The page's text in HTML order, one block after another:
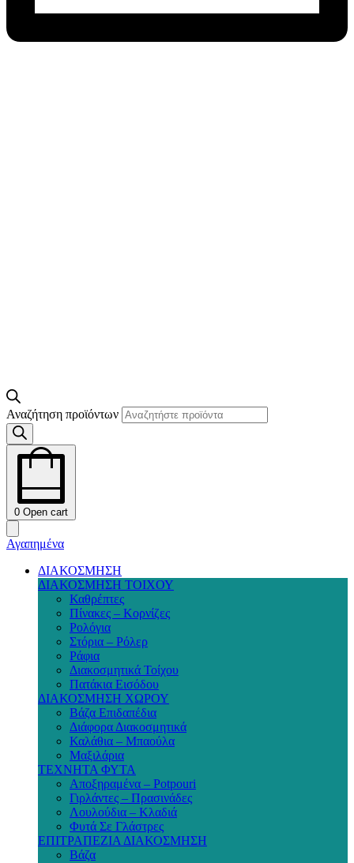
Αναζήτηση προϊόντων
0 Open cart
Αγαπημένα
ΔΙΑΚΟΣΜΗΣΗ
ΔΙΑΚΟΣΜΗΣΗ ΤΟΙΧΟΥ
Καθρέπτες
Πίνακες – Κορνίζες
Ρολόγια
Στόρια – Ρόλερ
Ράφια
Διακοσμητικά Τοίχου
Πατάκια Εισόδου
ΔΙΑΚΟΣΜΗΣΗ ΧΩΡΟΥ
Βάζα Επιδαπέδια
Διάφορα Διακοσμητικά
Καλάθια – Μπαούλα
Μαξιλάρια
ΤΕΧΝΗΤΑ ΦΥΤΑ
Αποξηραμένα – Potpouri
Γιρλάντες – Πρασινάδες
Λουλούδια – Κλαδιά
Φυτά Σε Γλάστρες
ΕΠΙΤΡΑΠΕΖΙΑ ΔΙΑΚΟΣΜΗΣΗ
Βάζα